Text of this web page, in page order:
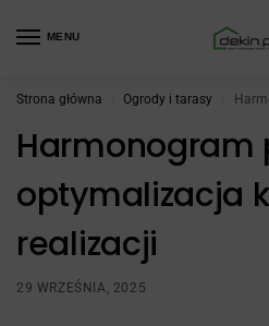
MENU
Strona główna Ogrody i tarasy
Harmonogram
optymalizacja
realizacji
29 WRZEŚNIA, 2025